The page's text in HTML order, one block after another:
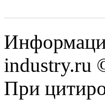
industry.ru
При